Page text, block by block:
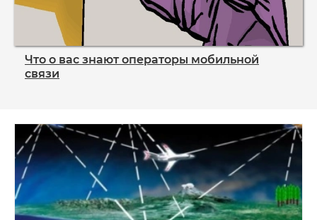
Что о вас знают операторы мобильной
связи